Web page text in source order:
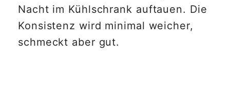
Nacht im Kühlschrank auftauen. Die
Konsistenz wird minimal weicher,
schmeckt aber gut.